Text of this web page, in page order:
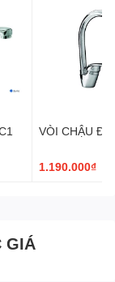
VÒI CHẬU
1.190.000₫
GIÁ